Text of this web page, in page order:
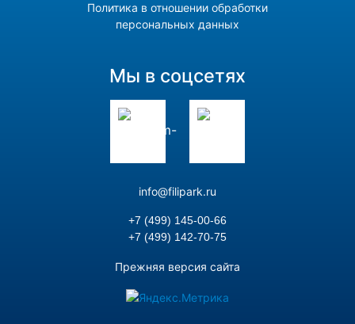
Политика в отношении обработки
персональных данных
Мы в соцсетях
info@filipark.ru
+7 (499) 145-00-66
+7 (499) 142-70-75
Прежняя версия сайта